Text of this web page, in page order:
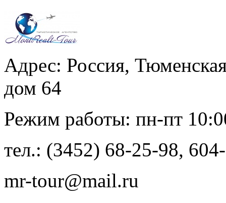
Адрес: Россия,
дом 64
Режим работы: пн-пт
тел.: (3452) 68-25-98,
mr-tour@mail.ru